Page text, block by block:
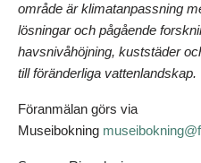
område är klimatanpassning
lösningar och pågående
havsnivåhöjning, kuststäder
till föränderliga vattenlandskap.
Föranmälan görs via
Museibokning